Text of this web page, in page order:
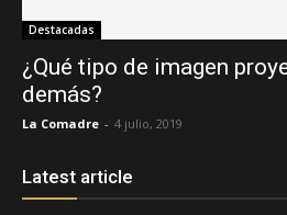
Destacadas
¿Qué tipo de imagen
demás?
La Comadre - 4 julio, 2019
Latest article